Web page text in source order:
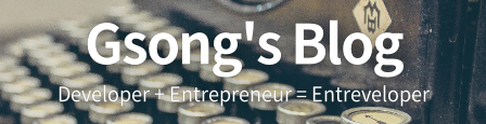
Gsong's Blog
Developer + Entrepreneur = Entreveloper